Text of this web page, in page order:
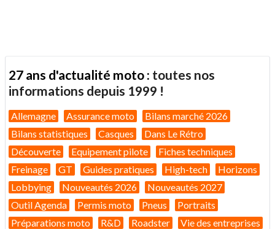
27 ans d'actualité moto : toutes nos
informations depuis 1999 !
Allemagne Assurance moto
Bilans marché 2026
Bilans statistiques
Casques
Dans Le Rétro
Découverte
Equipement pilote
Fiches techniques
Freinage
GT Guides pratiques High-tech
Horizons
Lobbying
Nouveautés 2026
Nouveautés 2027
Outil Agenda
Permis moto Pneus
Portraits
Préparations moto
R&D Roadster Vie des entreprises